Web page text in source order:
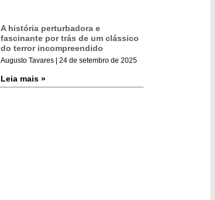
A história perturbadora e
fascinante por trás de um clássico
do terror incompreendido
Augusto Tavares 24 de setembro de 2025
Leia mais »